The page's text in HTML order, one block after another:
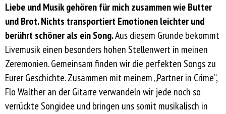
Liebe und Musik gehören für mich zusammen wie Butter
und Brot. Nichts transportiert Emotionen leichter und
berührt schöner als ein Song.Aus diesem Grunde bekommt
Livemusik einen besonders hohen Stellenwert in meinen
Zeremonien. Gemeinsam finden wir die perfekten Songs zu
Eurer Geschichte. Zusammen mit meinem „Partner in Crime“,
Flo Walther an der Gitarre verwandeln wir jede noch so
verrückte Songidee und bringen uns somit musikalisch in